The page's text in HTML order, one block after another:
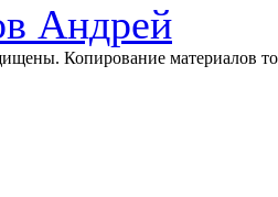
Андрей
Копирование материалов